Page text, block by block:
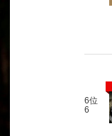
6位
6